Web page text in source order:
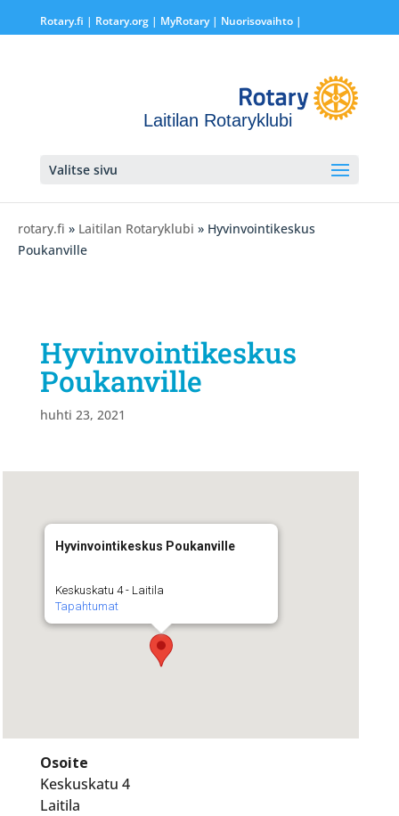
Rotary.fi | Rotary.org| MyRotary | Nuorisovaihto|
Laitilan Rotaryklubi
Valitse sivu
rotary.fi » Laitilan Rotaryklubi » Hyvinvointikeskus
Poukanville
Hyvinvointikeskus
Poukanville
huhti 23, 2021
Hyvinvointikeskus Poukanville
Keskuskatu 4 - Laitila
Tapahtumat
Osoite
Keskuskatu 4
Laitila